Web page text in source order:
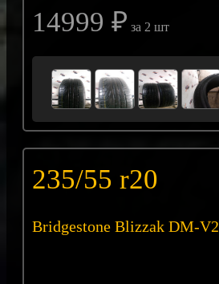
14999 ₽ за 2 шт
235/55 r20
Bridgestone Blizzak DM-V2